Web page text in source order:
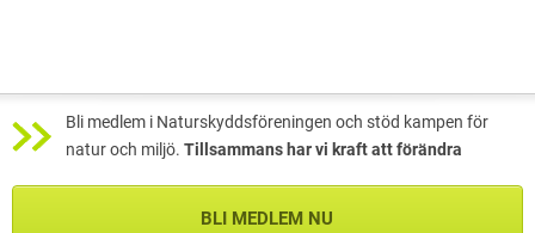
Bli medlem i Naturskyddsföreningen och stöd kampen för
natur och miljö. Tillsammans har vi kraft att förändra
BLI MEDLEM NU